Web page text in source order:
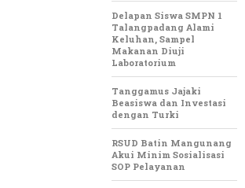
Delapan Siswa SMPN 1
Talangpadang Alami
Keluhan, Sampel
Makanan Diuji
Laboratorium
Tanggamus Jajaki
Beasiswa dan Investasi
dengan Turki
RSUD Batin Mangunang
Akui Minim Sosialisasi
SOP Pelayanan